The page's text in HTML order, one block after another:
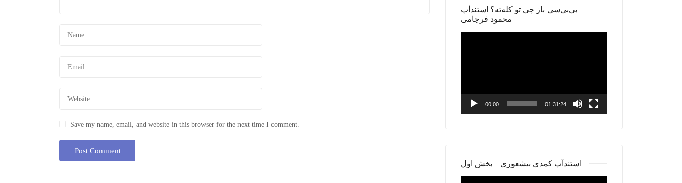
Save my name, email, and website in this browser for the next time I comment.
بی‌بی‌سی باز چی تو کله‌ته؟ استندآپ
محمود فرجامی
00:00 01:31:24
استندآپ کمدی بیشعوری – بخش اول